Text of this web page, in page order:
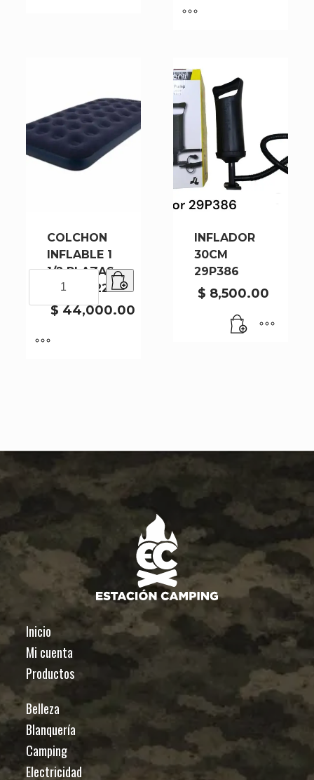
NEGRA
COLCHON
INFLABLE 1
1/2 PLAZAS
191X99X22CM
$44,000.00
INFLABLE
1
PLAZAS
INFLADOR
30CM
29P386
$ 8,500.00
Inicio
Mi cuenta
Productos
Belleza
Blanquería
Camping
Electricidad